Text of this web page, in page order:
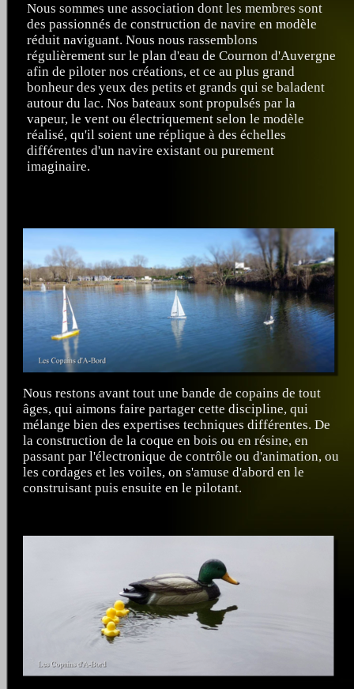
Nous sommes une association dont les membres sont
des passionnés de construction de navire en modèle
réduit naviguant. Nous nous rassemblons
régulièrement sur le plan d'eau de Cournon d'Auvergne
afin de piloter nos créations, et ce au plus grand
bonheur des yeux des petits et grands qui se baladent
autour du lac. Nos bateaux sont propulsés par la
vapeur, le vent ou électriquement selon le modèle
réalisé, qu'il soient une réplique à des échelles
différentes d'un navire existant ou purement
imaginaire.
Nous restons avant tout une bande de copains de tout
âges, qui aimons faire partager cette discipline, qui
mélange bien des expertises techniques différentes. De
la construction de la coque en bois ou en résine, en
passant par l'électronique de contrôle ou d'animation, ou
les cordages et les voiles, on s'amuse d'abord en le
construisant puis ensuite en le pilotant.